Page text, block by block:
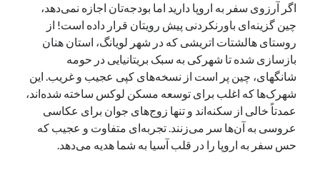
سپتامبر 2024
آگوست 2024
جولای 2024
ژوئن 2024
می 2024
آوریل 2024
مارس 2024
فوریه 2024
ژانویه 2024
اگر آرزوی سفر به اروپا دارید اما بودجه‌تان اجازه نمی‌دهد،
چین گزینه‌ای باورنکردنی پیش رویتان قرار داده است! از
روستای هالشتات اتریشی که در شهر لویانگ، استان هنان
بازسازی شده تا شهرکی به سبک بریتانیایی در حومه
شانگهای، چین پر است از نسخه‌های کپی عجیب و غریب. این
شهرک‌ها که اغلب برای توسعه مسکن لوکس ساخته شده‌اند،
عمدتاً خالی از سکنه‌اند و تنها زوج‌های جوان برای عکاسی
عروسی به آن‌ها سر می‌زنند. تجربه‌ای متفاوت و عجیب که
حس سفر به اروپا را در قلب آسیا به شما هدیه می‌دهد.